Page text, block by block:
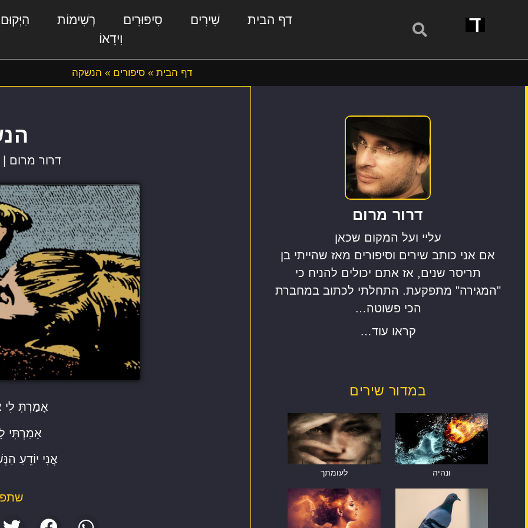
דף הבית שִׁירִים סִיפּוּרִים רְשִׁימוֹת הַיְּקוּם
וִידֵאוֹ
דף הבית » סיפורים » הנשקה
דרור מרום
עליי ועל המקום שכאן
אם אני כותב שירים וסיפורים מאז שהייתי בן
תריסר שנים, אז אתם יכולים להניח כי
"המגירה" מתפקעת. התחלתי לכתוב במחברת
הכי פשוטה…
קראו עוד…
במדור שירים
ונהיה לעומתך
דרור מרום |
אָמַרְתְּ לִי
אָמַרְתִּי
אֲנִי יוֹדֵעַ